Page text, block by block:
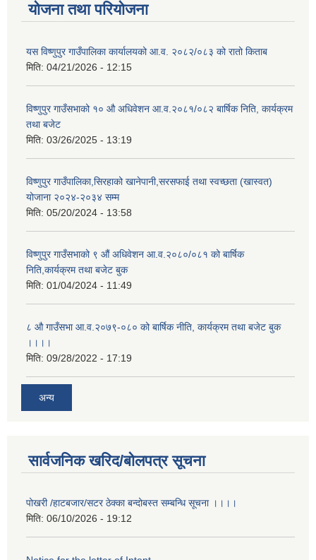
योजना तथा परियोजना
यस विष्णुपुर गाउँपालिका कार्यालयको आ.व. २०८२/०८३ को रातो किताब
मिति: 04/21/2026 - 12:15
विष्णुपुर गाउँसभाको १० औ अधिवेशन आ.व.२०८१/०८२ बार्षिक निति, कार्यक्रम
तथा बजेट
मिति: 03/26/2025 - 13:19
विष्णुपुर गाउँपालिका,सिरहाको खानेपानी,सरसफाई तथा स्वच्छता (खास्वत)
योजाना २०२४-२०३४ सम्म
मिति: 05/20/2024 - 13:58
विष्णुपुर गाउँसभाको ९ औं अधिवेशन आ.व.२०८०/०८१ को बार्षिक
निति,कार्यक्रम तथा बजेट बुक
मिति: 01/04/2024 - 11:49
८ औ गाउँसभा आ.व.२०७९-०८० को बार्षिक नीति, कार्यक्रम तथा बजेट बुक
।।।।
मिति: 09/28/2022 - 17:19
अन्य
सार्वजनिक खरिद/बोलपत्र सूचना
पोखरी /हाटबजार/सटर ठेक्का बन्दोबस्त सम्बन्धि सूचना ।।।।
मिति: 06/10/2026 - 19:12